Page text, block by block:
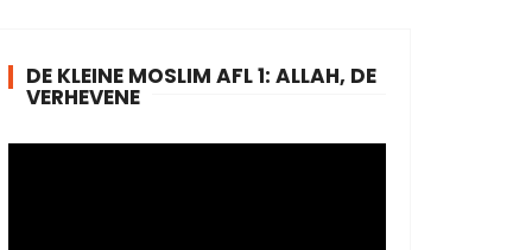
DE KLEINE MOSLIM AFL 1: ALLAH, DE
VERHEVENE